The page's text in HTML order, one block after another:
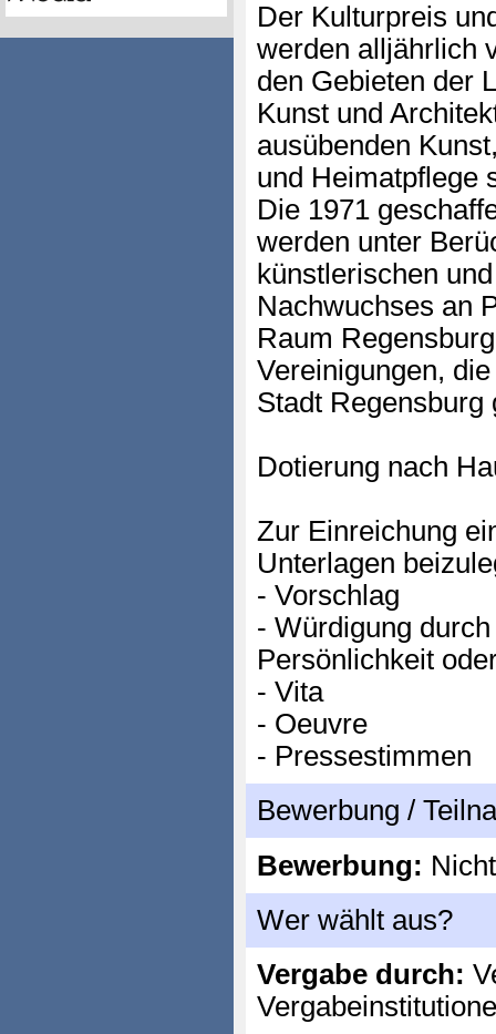
Der Kulturpreis
werden alljährlich
den Gebieten der
Kunst und
ausübenden
und Heimatpflege
Die 1971
werden unter
künstlerischen
Nachwuchses an
Raum
Vereinigungen,
Stadt Regensburg
Dotierung nach
Zur Einreichung
Unterlagen
- Vorschlag
- Würdigung
Persönlichkeit
- Vita
- Oeuvre
- Pressestimmen
Bewerbung /
Bewerbung:
Wer wählt aus?
Vergabe durch: